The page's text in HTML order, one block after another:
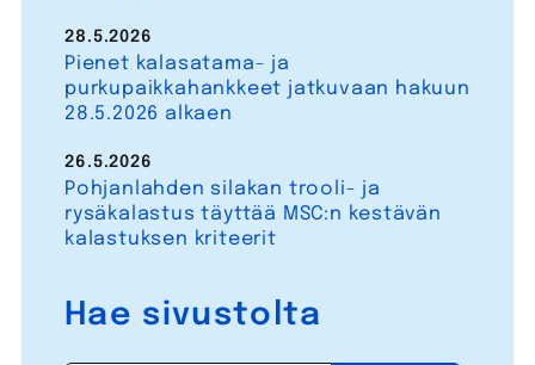
Pienet kalasatama- ja
purkupaikkahankkeet jatkuvaan hakuun
28.5.2026 alkaen
28.5.2026
Pohjanlahden silakan trooli- ja
rysäkalastus täyttää MSC:n kestävän
kalastuksen kriteerit
26.5.2026
Hae sivustolta